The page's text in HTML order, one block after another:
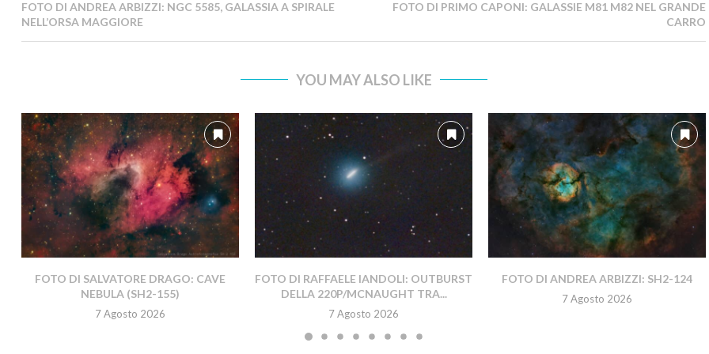
FOTO DI ANDREA ARBIZZI: NGC 5585, GALASSIA A SPIRALE
NELL’ORSA MAGGIORE
FOTO DI PRIMO CAPONI: GALASSIE M81 M82 NEL GRANDE
CARRO
YOU MAY ALSO LIKE
FOTO DI SALVATORE DRAGO: CAVE
NEBULA (SH2-155)
7 Agosto 2026
FOTO DI RAFFAELE IANDOLI: OUTBURST
DELLA 220P/MCNAUGHT TRA...
7 Agosto 2026
FOTO DI ANDREA ARBIZZI: SH2-124
7 Agosto 2026